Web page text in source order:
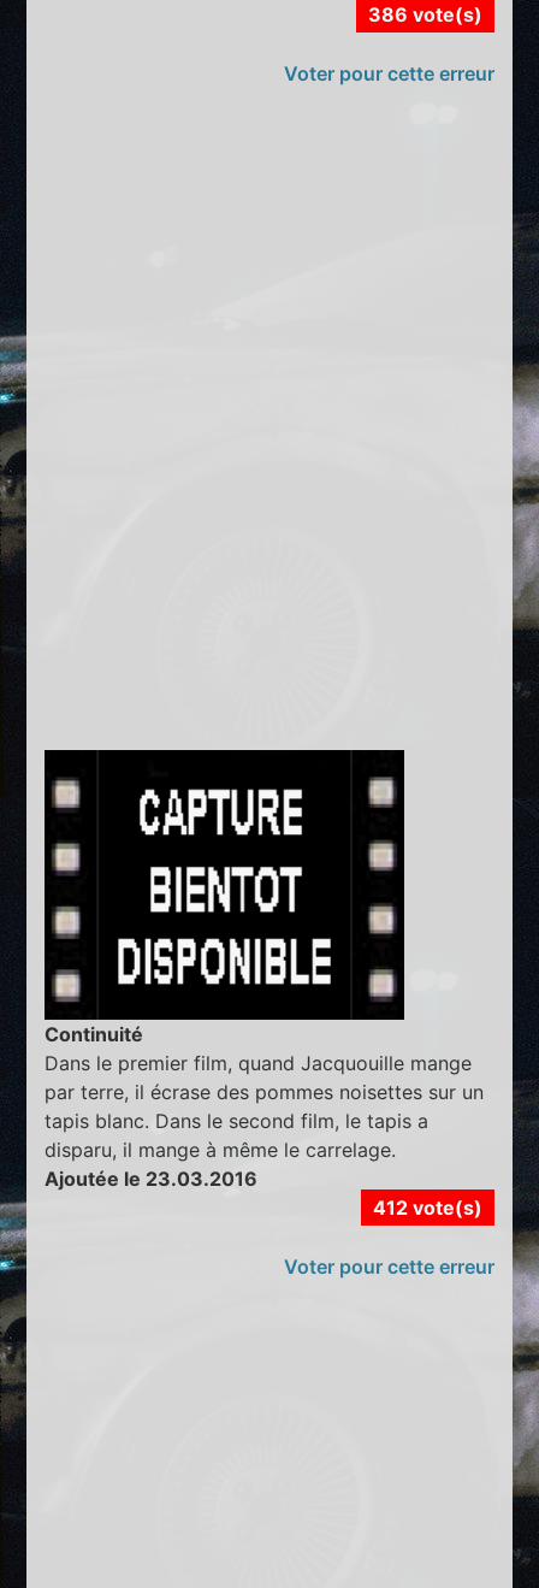
386 vote(s)
Voter pour cette erreur
Continuité
Dans le premier film, quand Jacquouille mange
par terre, il écrase des pommes noisettes sur un
tapis blanc. Dans le second film, le tapis a
disparu, il mange à même le carrelage.
Ajoutée le 23.03.2016
412 vote(s)
Voter pour cette erreur